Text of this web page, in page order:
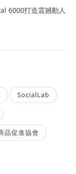
6000打造震撼動人
SocialLab
品促進協會